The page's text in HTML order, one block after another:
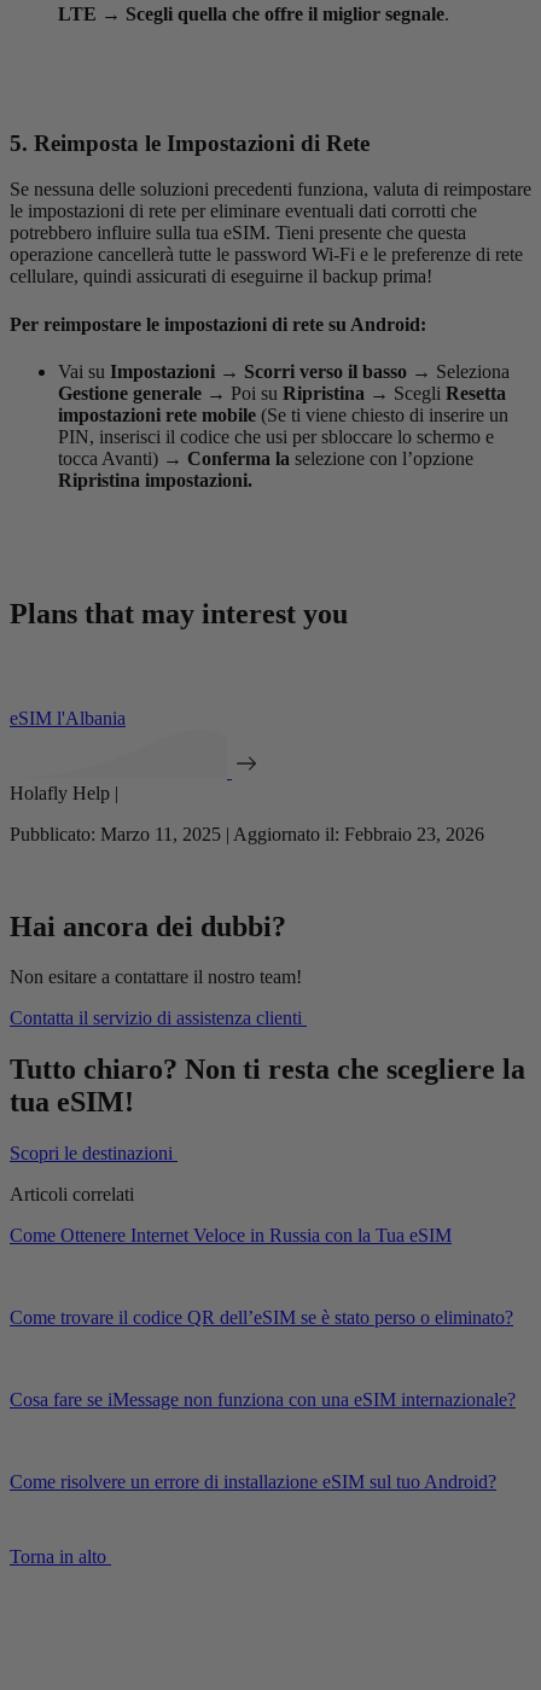
LTE → Scegli quella che offre il miglior segnale.
5. Reimposta le Impostazioni di Rete
Se nessuna delle soluzioni precedenti funziona, valuta di reimpostare
le impostazioni di rete per eliminare eventuali dati corrotti che
potrebbero influire sulla tua eSIM. Tieni presente che questa
operazione cancellerà tutte le password Wi-Fi e le preferenze di rete
cellulare, quindi assicurati di eseguirne il backup prima!
Per reimpostare le impostazioni di rete su Android:
Vai su Impostazioni → Scorri verso il basso → Seleziona
Gestione generale → Poi su Ripristina → Scegli Resetta
impostazioni rete mobile (Se ti viene chiesto di inserire un
PIN, inserisci il codice che usi per sbloccare lo schermo e
tocca Avanti) → Conferma la selezione con l’opzione
Ripristina impostazioni.
Plans that may interest you
eSIM l'Albania
Holafly Help |
Pubblicato: Marzo 11, 2025 | Aggiornato il: Febbraio 23, 2026
Hai ancora dei dubbi?
Non esitare a contattare il nostro team!
Contatta il servizio di assistenza clienti
Tutto chiaro? Non ti resta che scegliere la
tua eSIM!
Scopri le destinazioni
Articoli correlati
Come Ottenere Internet Veloce in Russia con la Tua eSIM
Come trovare il codice QR dell’eSIM se è stato perso o eliminato?
Cosa fare se iMessage non funziona con una eSIM internazionale?
Come risolvere un errore di installazione eSIM sul tuo Android?
Torna in alto